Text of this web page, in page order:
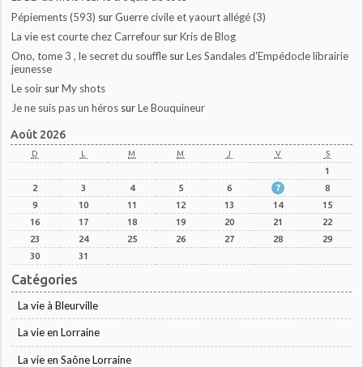
Pépiements (593) surGuerre civile et yaourt allégé (3)
La vie est courte chez Carrefour surKris de Blog
Ono, tome 3 , le secret du souffle surLes Sandales d'Empédocle librairie
jeunesse
Le soir surMy shots
Je ne suis pas un héros surLe Bouquineur
Août 2026
D L M M J V S
1
2
3 4 5 6 7
8
9
10 11 12 13 14
15
16
17 18 19 20 21
22
23
24 25 26 27 28
29
30
31
Catégories
La vie à Bleurville
La vie en Lorraine
La vie en Saône Lorraine